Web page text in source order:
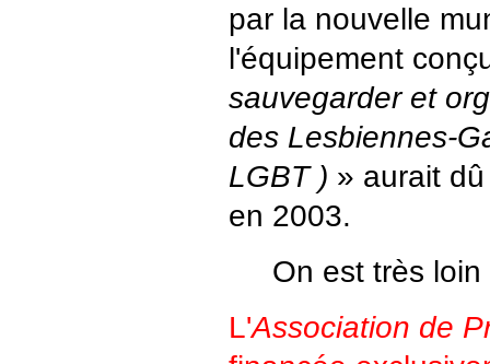
par la nouvelle
l'équipement
sauvegarder et
des Lesbiennes-
LGBT ) » aurait
en 2003.
On est très
L'Association de